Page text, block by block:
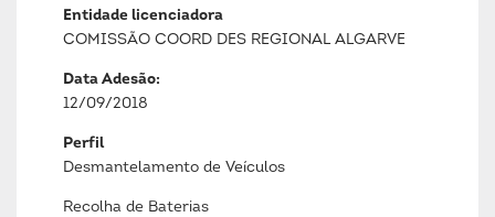
Entidade licenciadora
COMISSÃO COORD DES REGIONAL ALGARVE
Data Adesão:
12/09/2018
Perfil
Desmantelamento de Veículos
Recolha de Baterias